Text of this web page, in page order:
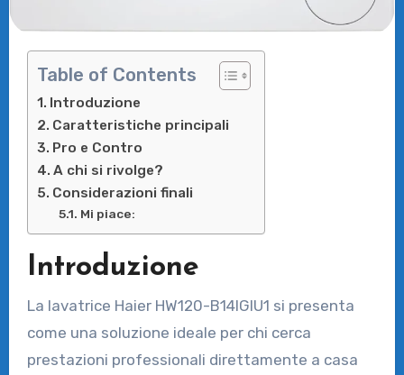
Table of Contents
Introduzione
Caratteristiche principali
Pro e Contro
A chi si rivolge?
Considerazioni finali
Mi piace:
Introduzione
La lavatrice Haier HW120-B14IGIU1 si presenta
come una soluzione ideale per chi cerca
prestazioni professionali direttamente a casa